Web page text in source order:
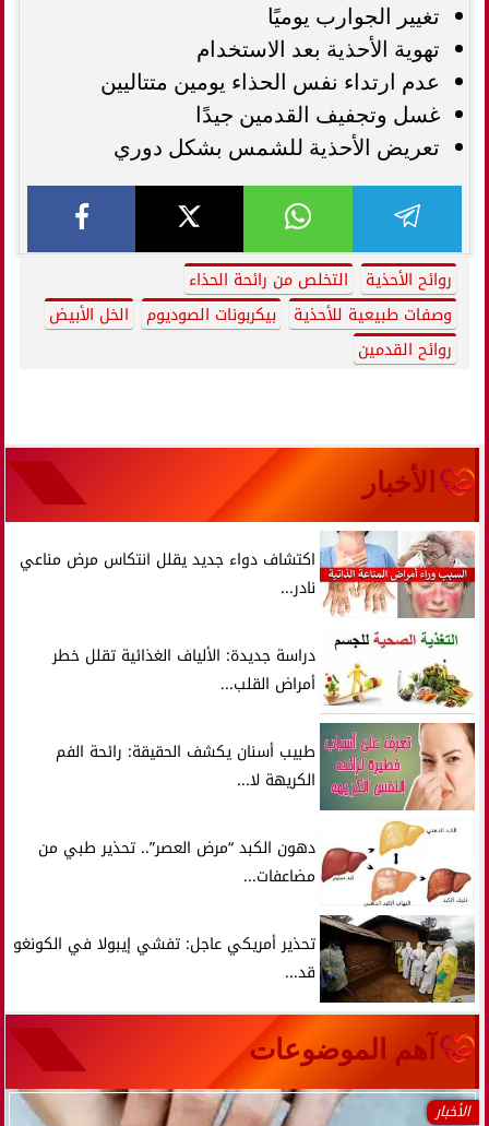
تغيير الجوارب يوميًا
تهوية الأحذية بعد الاستخدام
عدم ارتداء نفس الحذاء يومين متتاليين
غسل وتجفيف القدمين جيدًا
تعريض الأحذية للشمس بشكل دوري
روائح الأحذية
التخلص من رائحة الحذاء
وصفات طبيعية للأحذية
بيكربونات الصوديوم
الخل الأبيض
روائح القدمين
الأخبار
اكتشاف دواء جديد يقلل انتكاس مرض مناعي
نادر...
دراسة جديدة: الألياف الغذائية تقلل خطر
أمراض القلب...
طبيب أسنان يكشف الحقيقة: رائحة الفم
الكريهة لا...
دهون الكبد “مرض العصر”.. تحذير طبي من
مضاعفات...
تحذير أمريكي عاجل: تفشي إيبولا في الكونغو
قد...
آهم الموضوعات
الأخبار